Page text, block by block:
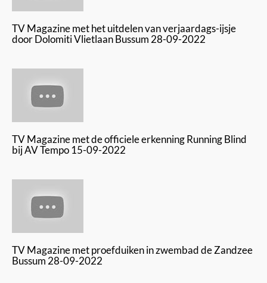
TV Magazine met het uitdelen van verjaardags-ijsje
door Dolomiti Vlietlaan Bussum 28-09-2022
TV Magazine met de officiele erkenning Running Blind
bij AV Tempo 15-09-2022
TV Magazine met proefduiken in zwembad de Zandzee
Bussum 28-09-2022